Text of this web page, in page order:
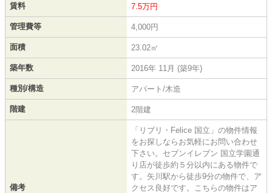
賃料 7.5万円
管理費等 4,000円
面積 23.02㎡
築年数 2016年 11月 (築9年)
種別/構造 アパート/木造
階建 2階建
備考
「リブリ・Felice 国立」の物件情報
をお探しならお気軽にお問い合わせ
下さい。セブンイレブン 国立学園通
り店が徒歩約５分以内にある物件で
す。矢川駅から徒歩9分の物件で、ア
クセス良好です。こちらの物件はア